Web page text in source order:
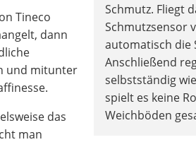
Schmutz. Fliegt
Schmutzsensor
automatisch die
Anschließend
selbstständig
spielt es keine
Weichböden
Tineco
dann
und mitunter
das
man